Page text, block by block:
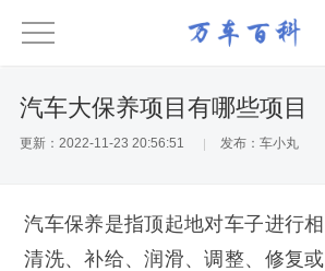
汽车大保养项目有哪些项目
更新：2022-11-23 20:56:51 发布：车小丸
汽车保养是指顶起地对车子进行相
清洗、补给、润滑、调整、修复或